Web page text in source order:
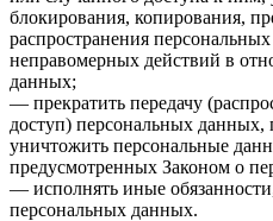
блокирования, копирования,
распространения
неправомерных действий в
данных;
— прекратить передачу
доступ) персональных данных,
уничтожить персональные
предусмотренных Законом о
— исполнять иные
персональных данных.